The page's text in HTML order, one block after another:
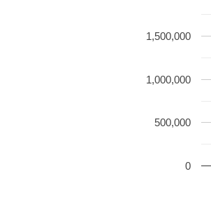
0
500,000
1,000,000
1,500,000